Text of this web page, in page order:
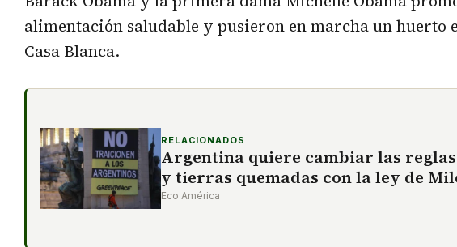
alimentación saludable y pusieron en marcha un huerto
Casa Blanca.
RELACIONADOS
Argentina quiere cambiar las
y tierras quemadas con la ley de
Eco América